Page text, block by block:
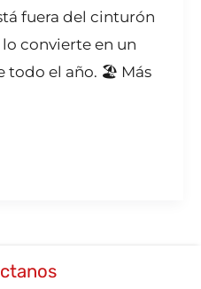
fuera del cinturón
convierte en un
todo el año. 🏖️ Más